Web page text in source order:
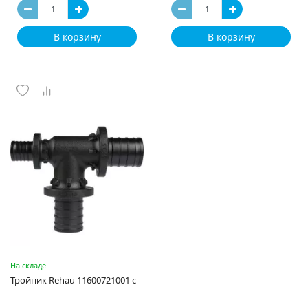
В корзину В корзину
На складе
Тройник Rehau 11600721001 с